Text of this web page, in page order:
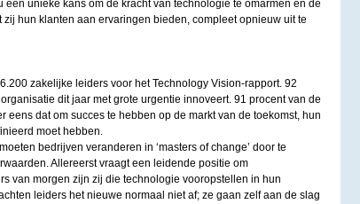
een unieke kans om de kracht van technologie te omarmen en de
hun klanten aan ervaringen bieden, compleet opnieuw uit te
zakelijke leiders voor het Technology Vision-rapport. 92
dit jaar met grote urgentie innoveert. 91 procent van de
eens dat om succes te hebben op de markt van de toekomst, hun
moet hebben.
bedrijven veranderen in ‘masters of change’ door te
Allereerst vraagt een leidende positie om
van morgen zijn zij die technologie vooropstellen in hun
leiders het nieuwe normaal niet af; ze gaan zelf aan de slag